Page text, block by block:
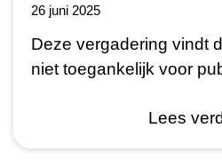
26 juni 2025
Deze vergadering vindt
niet toegankelijk voor
Lees